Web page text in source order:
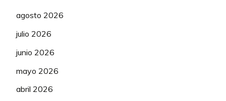
agosto 2026
julio 2026
junio 2026
mayo 2026
abril 2026